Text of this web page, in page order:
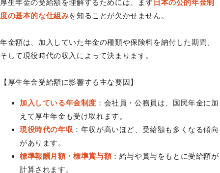
厚生年金の受給額を理解するためには、まず 日本の公的年金制
度の基本的な仕組みを知ることが欠かせません。
年金額は、加入していた年金の種類や保険料を納付した期間、
そして現役時代の収入によって決まります。
【厚生年金受給額に影響する主な要因】
加入している年金制度 ：会社員・公務員は、国民年金に加
えて厚生年金も受け取れます。
現役時代の年収 ：年収が高いほど、受給額も多くなる傾向
があります。
標準報酬月額・標準賞与額：給与や賞与をもとに受給額が
計算されます。